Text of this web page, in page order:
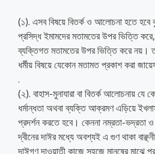
(১). এসব বিষয়ে বিতর্ক ও আলোচনা হতে
প্রসিদ্ধ ইমামদের মতামতের উপর ভিত্তি
ব্যক্তিগত মতামতের উপর ভিত্তি করে নয়।
ধর্মীয় বিষয়ে যেকোন মতামত প্রকাশ করা
.
(২). বাহাস-মুনাযারা বা বিতর্ক আলোচনায় যে
ধর্মান্ধতা অথবা ব্যক্তি আক্রমণ এড়িয়ে
প্রদর্শন করতে হবে। কেননা নম্রতা-ভদ্রতা
দ্বীনের দাঈর মধ্যে অবশ্যই এ গুণ থাকা
দাঈগণ দাওয়াতী কাজে সহজে মানুষের মাঝে